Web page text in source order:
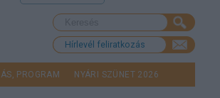
Hírlevél feliratkozás
PROGRAM NYÁRI SZÜNET 2026